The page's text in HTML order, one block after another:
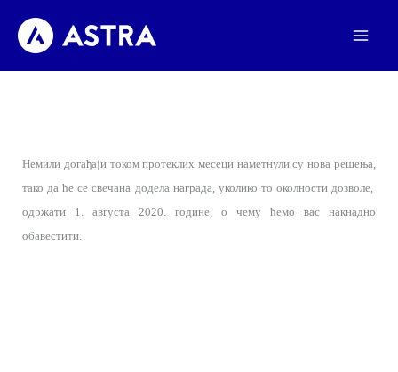
садржај
Немили догађаји током протеклих месеци наметнули су нова решења,
тако да ће се свечана додела награда, уколико то околности дозволе,
одржати 1. августа 2020. године, о чему ћемо вас накнадно
обавестити.